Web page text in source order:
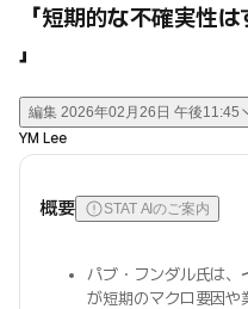
「短期的な不確実性
」
編集 2026年02月26日 午後11:45
YM Lee
概要 STAT AIのご案内
パブ・フンダル氏は、
が短期のマクロ要因や